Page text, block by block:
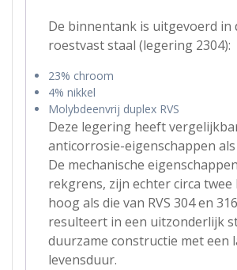
De binnentank is uitgevoerd in
roestvast staal (legering 2304):
23% chroom
4% nikkel
Molybdeenvrij duplex RVS
Deze legering heeft
anticorrosie-eigenschappen als
De mechanische
rekgrens, zijn echter circa twee
hoog als die van RVS 304 en
resulteert in een uitzonderlijk
duurzame constructie met een
levensduur.